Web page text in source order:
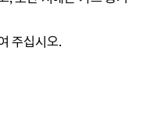
주십시오.